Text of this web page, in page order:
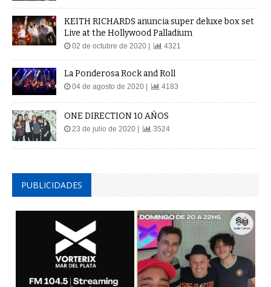
KEITH RICHARDS anuncia super deluxe box set
Live at the Hollywood Palladium
02 de octubre de 2020 | 4321
La Ponderosa Rock and Roll
04 de agosto de 2020 | 4183
ONE DIRECTION 10 AÑOS
23 de julio de 2020 | 3524
PUBLICIDADES